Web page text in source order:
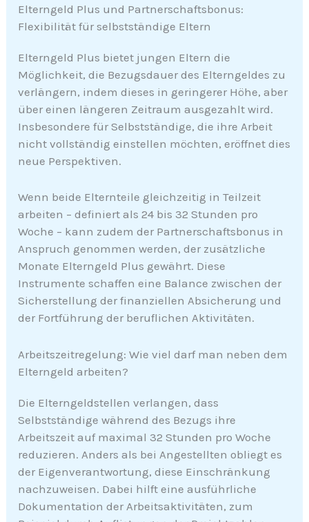
Elterngeld Plus und Partnerschaftsbonus:
Flexibilität für selbstständige Eltern
Elterngeld Plus bietet jungen Eltern die
Möglichkeit, die Bezugsdauer des Elterngeldes zu
verlängern, indem dieses in geringerer Höhe, aber
über einen längeren Zeitraum ausgezahlt wird.
Insbesondere für Selbstständige, die ihre Arbeit
nicht vollständig einstellen möchten, eröffnet dies
neue Perspektiven.
Wenn beide Elternteile gleichzeitig in Teilzeit
arbeiten – definiert als 24 bis 32 Stunden pro
Woche – kann zudem der Partnerschaftsbonus in
Anspruch genommen werden, der zusätzliche
Monate Elterngeld Plus gewährt. Diese
Instrumente schaffen eine Balance zwischen der
Sicherstellung der finanziellen Absicherung und
der Fortführung der beruflichen Aktivitäten.
Arbeitszeitregelung: Wie viel darf man neben dem
Elterngeld arbeiten?
Die Elterngeldstellen verlangen, dass
Selbstständige während des Bezugs ihre
Arbeitszeit auf maximal 32 Stunden pro Woche
reduzieren. Anders als bei Angestellten obliegt es
der Eigenverantwortung, diese Einschränkung
nachzuweisen. Dabei hilft eine ausführliche
Dokumentation der Arbeitsaktivitäten, zum